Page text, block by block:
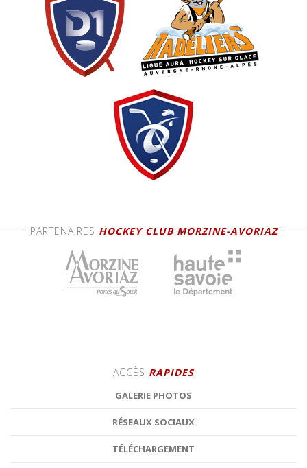
PARTENAIRES HOCKEY CLUB MORZINE-AVORIAZ
ACCÈS RAPIDES
GALERIE PHOTOS
RÉSEAUX SOCIAUX
TÉLÉCHARGEMENT